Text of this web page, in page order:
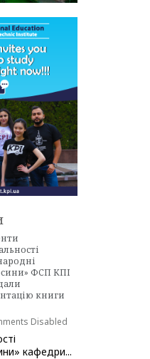
ФСП КПІ
книги
Disabled
кафедри...